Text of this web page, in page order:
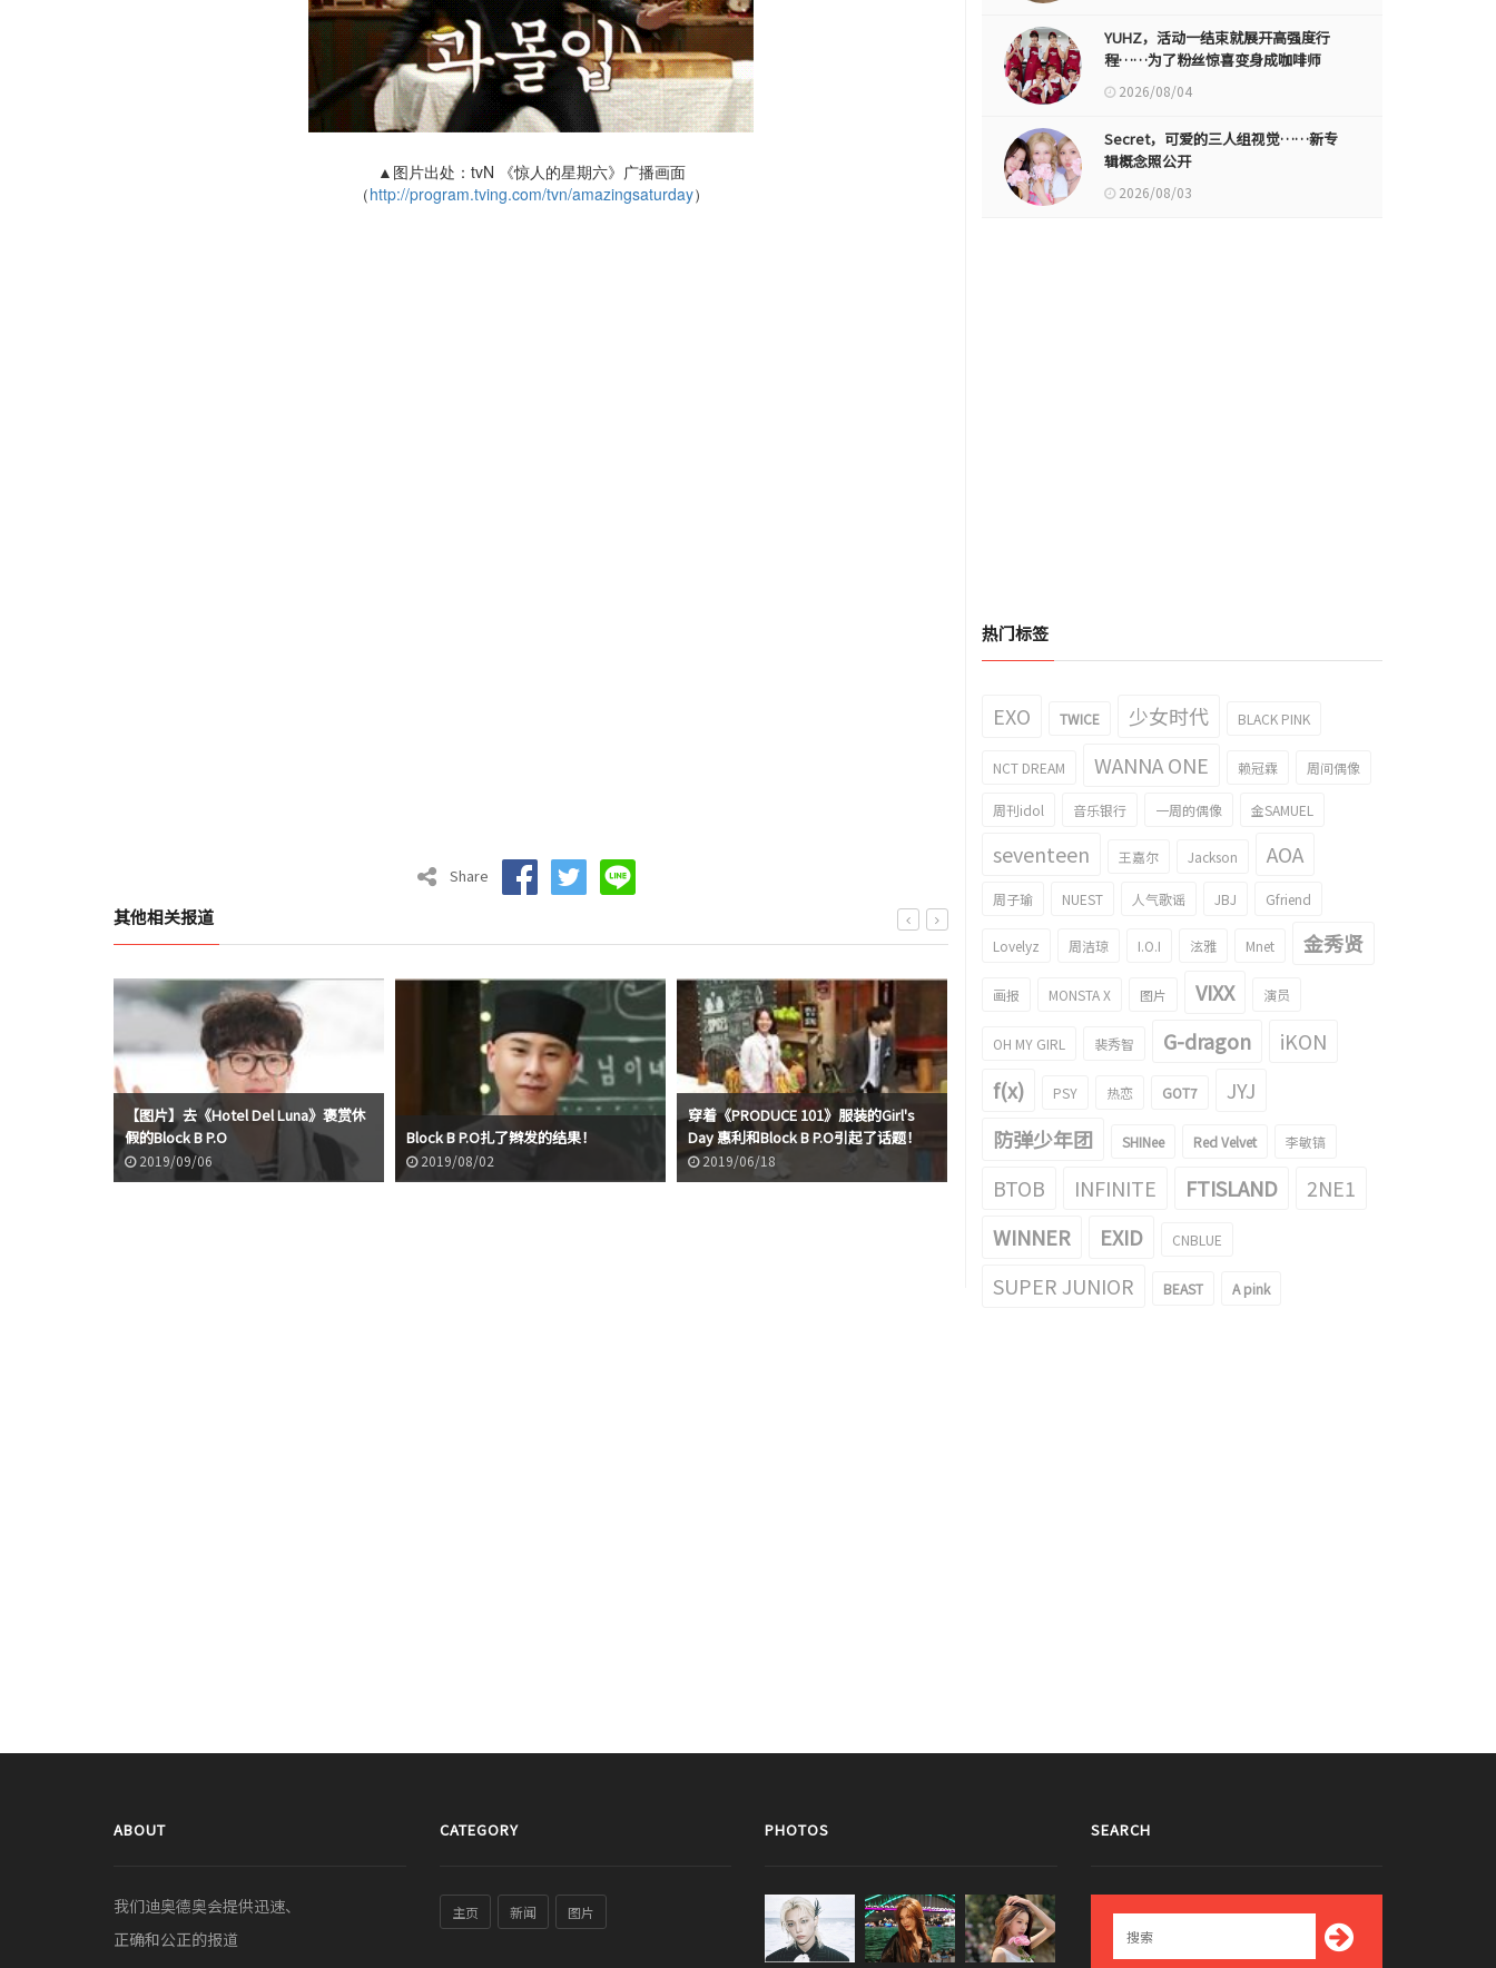
▲图片出处：tvN 《惊人的星期六》广播画面
（http://program.tving.com/tvn/amazingsaturday）
Share
其他相关报道
【图片】去《Hotel Del Luna》褒赏休
假的Block B P.O
2019/09/06
Block B P.O扎了辫发的结果！
2019/08/02
穿着《PRODUCE 101》服装的Girl's
Day 惠利和Block B P.O引起了话题！
2019/06/18
YUHZ，活动一结束就展开高强度行
程……为了粉丝惊喜变身成咖啡师
2026/08/04
Secret，可爱的三人组视觉……新专
辑概念照公开
2026/08/03
热门标签
EXO TWICE 少女时代 BLACK PINK
NCT DREAM WANNA ONE 赖冠霖 周间偶像
周刊idol 音乐银行 一周的偶像 金SAMUEL
seventeen 王嘉尔 Jackson AOA
周子瑜 NUEST 人气歌谣 JBJ Gfriend
Lovelyz 周洁琼 I.O.I 泫雅 Mnet 金秀贤
画报 MONSTA X 图片 VIXX 演员
OH MY GIRL 裴秀智 G-dragon
iKON
f(x)
PSY 热恋 GOT7
JYJ
防弹少年团
SHINee Red Velvet 李敏镐
BTOB INFINITE FTISLAND
2NE1
WINNER
EXID CNBLUE
SUPER JUNIOR BEAST A pink
ABOUT
我们迪奥德奥会提供迅速、
正确和公正的报道
CATEGORY
主页 新闻 图片
PHOTOS SEARCH